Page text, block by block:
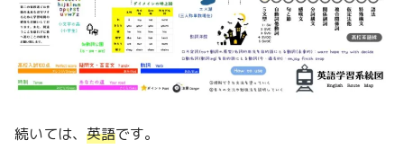
続いては、 英語です。